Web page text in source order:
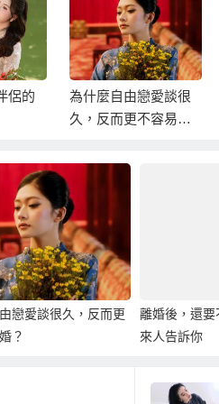
談很
結
離婚後，還要不要結
婚？——過來人告訴
戀愛談很久，反而更
？
離婚後，還
來人告訴你